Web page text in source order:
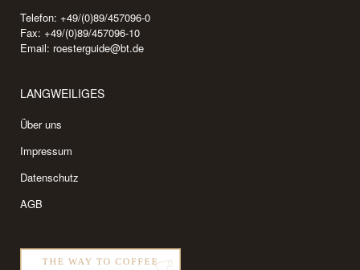
Telefon: +49/(0)89/457096-0
Fax: +49/(0)89/457096-10
Email: roesterguide@bt.de
LANGWEILIGES
Über uns
Impressum
Datenschutz
AGB